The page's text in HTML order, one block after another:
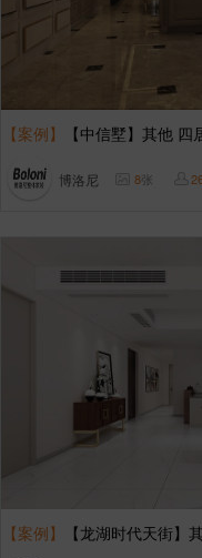
【案例】 【中信墅】其他 四
博洛尼 8张
【案例】 【龙湖时代天街】